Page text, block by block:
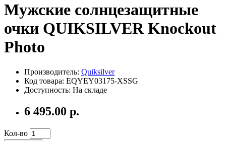
Мужские солнцезащитные
очки QUIKSILVER Knockout
Photo
Производитель: Quiksilver
Код товара: EQYEY03175-XSSG
Доступность: На складе
6 495.00 р.
Кол-во